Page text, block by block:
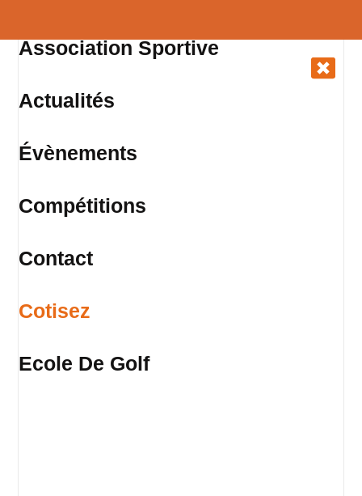
Association Sportive
Actualités
Évènements
Compétitions
Contact
Cotisez
Ecole De Golf